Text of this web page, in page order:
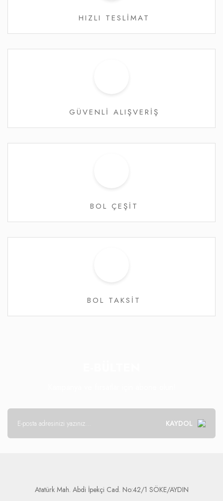
HIZLI TESLİMAT
GÜVENLİ ALIŞVERİŞ
BOL ÇEŞİT
BOL TAKSİT
KAYDOL
Atatürk Mah. Abdi İpekçi Cad. No:42/1 SÖKE/AYDIN